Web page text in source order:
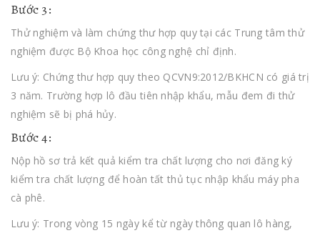
Bước 3:
Thử nghiệm và làm chứng thư hợp quy tại các Trung tâm thử
nghiệm được Bộ Khoa học công nghệ chỉ định.
Lưu ý: Chứng thư hợp quy theo QCVN9:2012/BKHCN có giá trị
3 năm. Trường hợp lô đầu tiên nhập khẩu, mẫu đem đi thử
nghiệm sẽ bị phá hủy.
Bước 4:
Nộp hồ sơ trả kết quả kiểm tra chất lượng cho nơi đăng ký
kiểm tra chất lượng để hoàn tất thủ tục nhập khẩu máy pha
cà phê.
Lưu ý: Trong vòng 15 ngày kể từ ngày thông quan lô hàng,